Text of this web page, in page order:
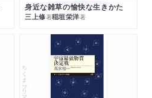
身近な雑草の愉快な生きかた
三上修著稲垣栄洋著
ちくまプリマー新書